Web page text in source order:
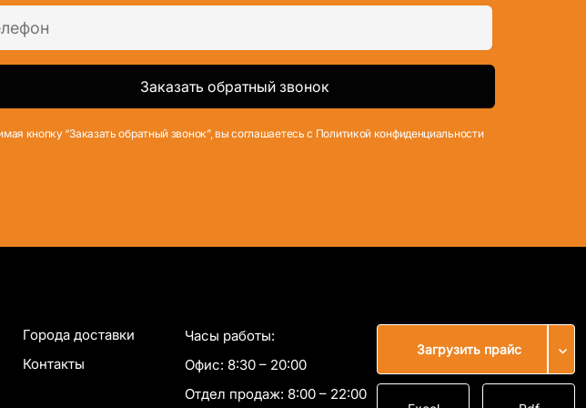
кнопку “Заказать обратный звонок”, вы соглашаетесь с Политикой конфиденциальности
Города доставки
Контакты
Часы работы:
Офис: 8:30 – 20:00
Отдел продаж: 8:00 – 22:00
Загрузить прайс